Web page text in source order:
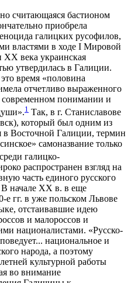
считающаяся бастионом
приобрела
галицких русофилов,
властями в ходе I Мировой
века украинская
утвердилась в Галиции.
время «половина
отчетливо выраженного
современном понимании и
1 Так, в г. Станиславове
который был одним из
в Восточной Галиции, термин
самоназвание только
галицко-
распространен взгляд на
часть единого русского
начале XX в. в еще
е гг. в уже польском Львове
отстаивавшие идею
и малороссов и
националистами. «Русско-
национальное и
народа, а поэтому
культурной работы
во внимание